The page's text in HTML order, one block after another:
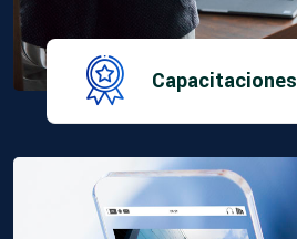
Capacitaciones